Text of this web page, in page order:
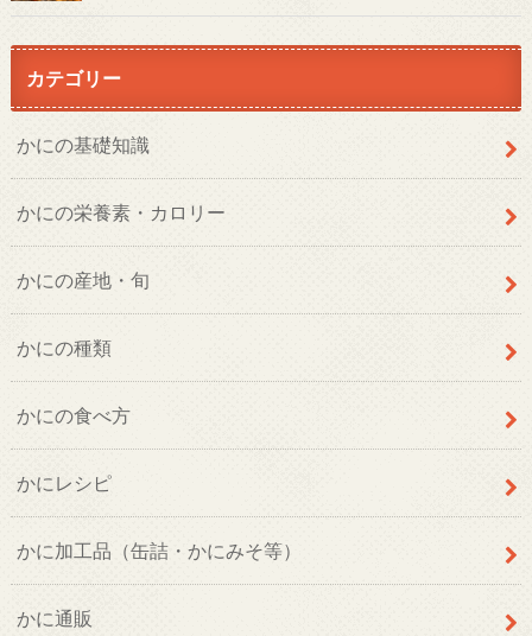
カテゴリー
かにの基礎知識
かにの栄養素・カロリー
かにの産地・旬
かにの種類
かにの食べ方
かにレシピ
かに加工品（缶詰・かにみそ等）
かに通販